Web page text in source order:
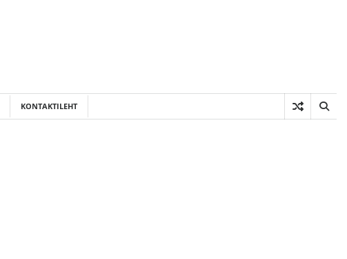
KONTAKTILEHT